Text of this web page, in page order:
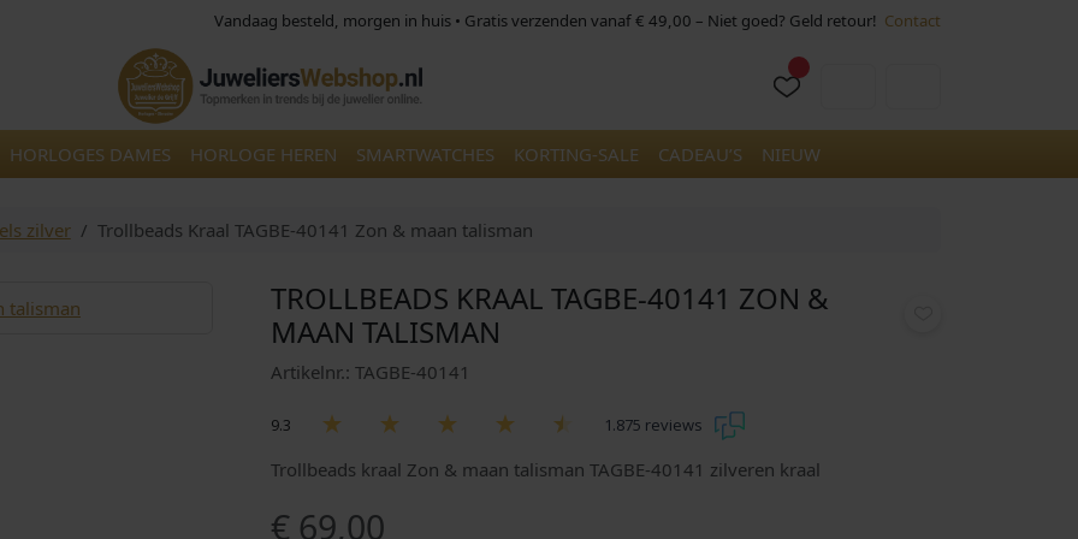
Vandaag besteld, morgen in huis • Gratis verzenden vanaf € 49,00 – Niet goed? Geld retour! Contact
HORLOGES DAMES HORLOGE HEREN SMARTWATCHES KORTING-SALE CADEAU’S NIEUW
zilver Trollbeads Kraal TAGBE-40141 Zon & maan talisman
TROLLBEADS KRAAL TAGBE-40141 ZON &
MAAN TALISMAN
Artikelnr.: TAGBE-40141
9.3 1.875 reviews
Trollbeads kraal Zon & maan talisman TAGBE-40141 zilveren kraal
€ 69,00